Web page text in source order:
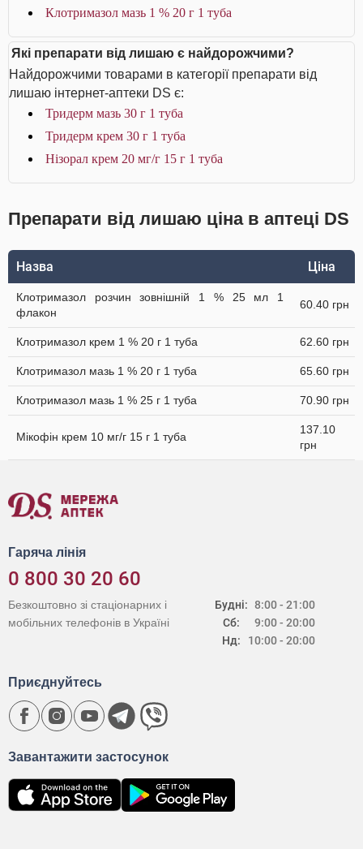
Клотримазол мазь 1 % 20 г 1 туба
Які препарати від лишаю є найдорожчими?
Найдорожчими товарами в категорії препарати від
лишаю інтернет-аптеки DS є:
Тридерм мазь 30 г 1 туба
Тридерм крем 30 г 1 туба
Нізорал крем 20 мг/г 15 г 1 туба
Препарати від лишаю ціна в аптеці DS
Назва Ціна
Клотримазол розчин зовнішній 1 % 25 мл 1
флакон
60.40 грн
Клотримазол крем 1 % 20 г 1 туба 62.60 грн
Клотримазол мазь 1 % 20 г 1 туба 65.60 грн
Клотримазол мазь 1 % 25 г 1 туба 70.90 грн
Мікофін крем 10 мг/г 15 г 1 туба
137.10
грн
Гаряча лінія
0 800 30 20 60
Будні:
Сб:
Нд:
8:00 - 21:00
9:00 - 20:00
10:00 - 20:00
Безкоштовно зі стаціонарних і
мобільних телефонів в Україні
Завантажити застосунок
Приєднуйтесь